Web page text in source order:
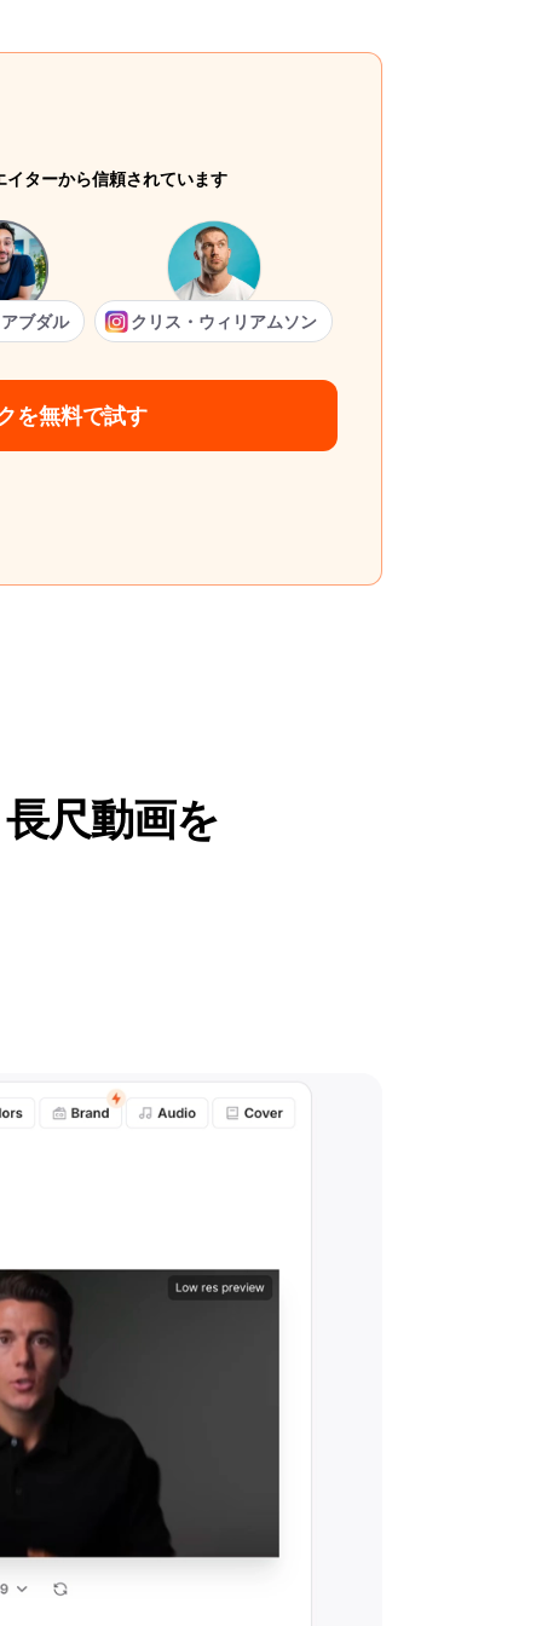
ターから信頼されています
ブダル クリス・ウィリアムソン
を無料で試す
尺動画を